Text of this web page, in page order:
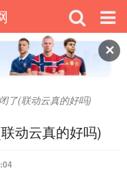
✕
了(联动云真的好吗)
动云真的好吗)